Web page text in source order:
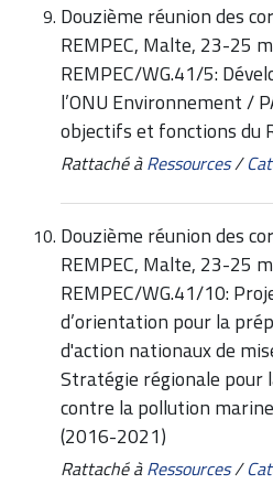
Douzième réunion des
REMPEC, Malte, 23-25
REMPEC/WG.41/5:
l’ONU Environnement /
objectifs et fonctions du
Rattaché à Ressources/
Douzième réunion des
REMPEC, Malte, 23-25
REMPEC/WG.41/10:
d’orientation pour la
d'action nationaux de
Stratégie régionale
contre la pollution
(2016-2021)
Rattaché à Ressources/